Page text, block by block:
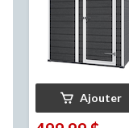
Ajouter